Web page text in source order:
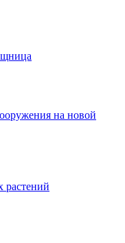
на новой
растений